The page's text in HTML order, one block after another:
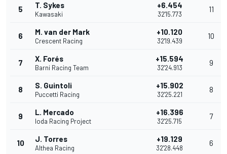
5 T. Sykes
Kawasaki
+6.454
32'15.773
11
6 M. van der Mark
Crescent Racing
+10.120
32'19.439
10
7 X. Forés
Barni Racing Team
+15.594
32'24.913
9
8 S. Guintoli
Puccetti Racing
+15.902
32'25.221
8
9 L. Mercado
Ioda Racing Project
+16.396
32'25.715
7
10 J. Torres
Althea Racing
+19.129
32'28.448
6